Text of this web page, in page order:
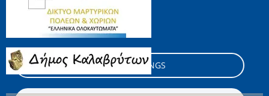
"Settings".
Cookie documentation
COOKIE SETTINGS
Image